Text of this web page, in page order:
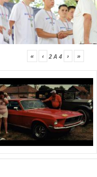
« ‹ 2A 4 › »